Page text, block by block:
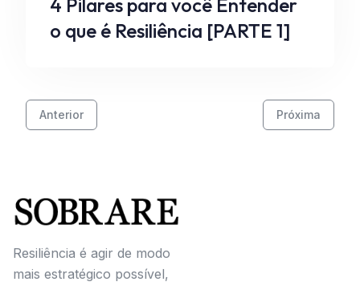
o que é Resiliência [PARTE 1]
Anterior Próxima
Resiliência é agir de modo
mais estratégico possível,